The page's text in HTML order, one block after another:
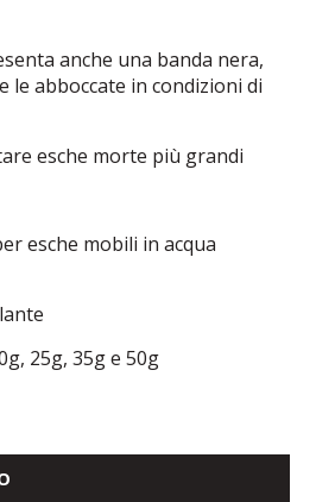
anche una banda nera,
le abboccate in condizioni di
esche morte più grandi
esche mobili in acqua
25g, 35g e 50g